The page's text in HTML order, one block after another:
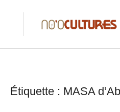
Étiquette : MASA